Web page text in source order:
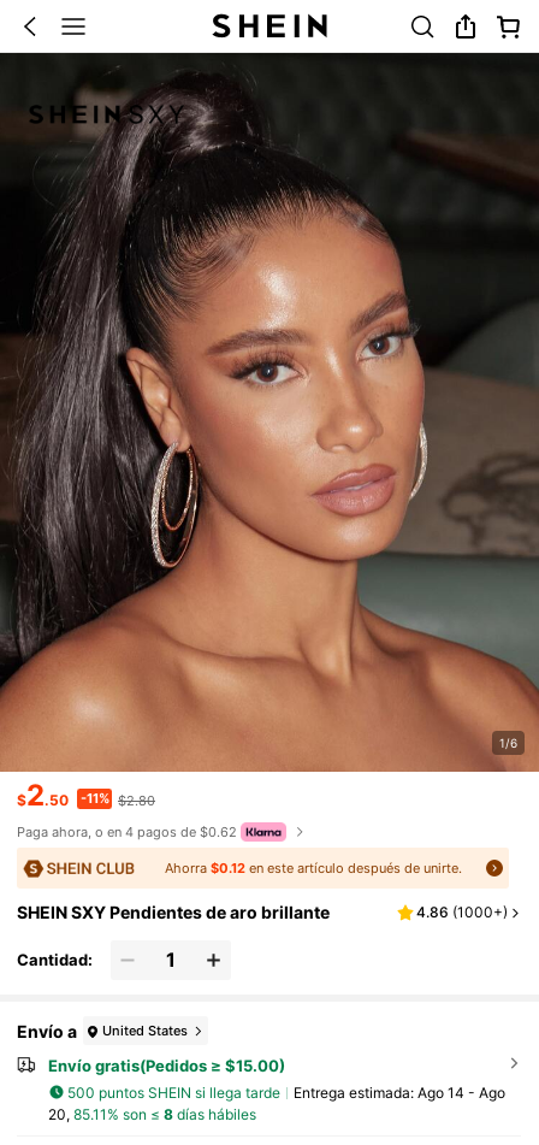
1/6
$2.50 -11% $2.80
Paga ahora, o en 4 pagos de $0.62
Ahorra$0.12 en este artículo después de unirte.
SHEIN SXY Pendientes de aro brillante 4.86 (1000+)
Cantidad:
Envío a United States
Envío gratis(Pedidos ≥ $15.00)
500 puntos SHEIN si llega tarde Entrega estimada: Ago 14 - Ago
20, 85.11% son ≤ 8días hábiles